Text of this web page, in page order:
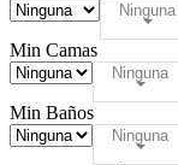
Ninguna
Min Camas
Ninguna
Min Baños
Ninguna